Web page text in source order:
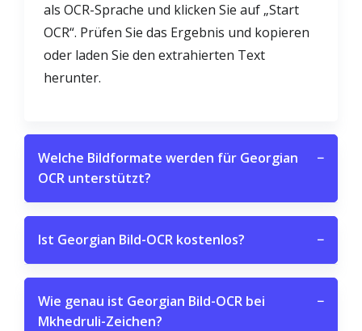
als OCR-Sprache und klicken Sie auf „Start
OCR“. Prüfen Sie das Ergebnis und kopieren
oder laden Sie den extrahierten Text
herunter.
Welche Bildformate werden für Georgian
OCR unterstützt?
−
Ist Georgian Bild-OCR kostenlos? −
Wie genau ist Georgian Bild-OCR bei
Mkhedruli-Zeichen?
−